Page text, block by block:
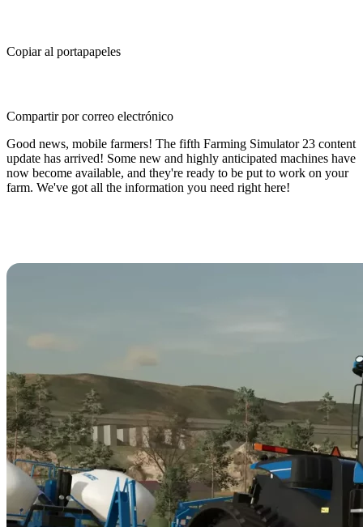
Copiar al portapapeles
Compartir por correo electrónico
Good news, mobile farmers! The fifth Farming Simulator 23 content
update has arrived! Some new and highly anticipated machines have
now become available, and they're ready to be put to work on your
farm. We've got all the information you need right here!